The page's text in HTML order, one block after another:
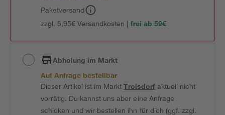
Paketversand
zzgl. 5,95€ Versandkosten | frei ab 59€
Abholung im Markt
Auf Anfrage bestellbar
Dieser Artikel ist im MarktTroisdorfaktuell nicht
vorrätig. Du kannst uns aber eine Anfrage
schicken und wir bestellen ihn für dich (ggf. zzgl.